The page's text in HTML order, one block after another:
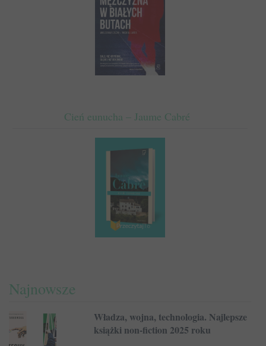
Cień eunucha – Jaume Cabré
Najnowsze
Władza, wojna, technologia. Najlepsze
książki non-fiction 2025 roku